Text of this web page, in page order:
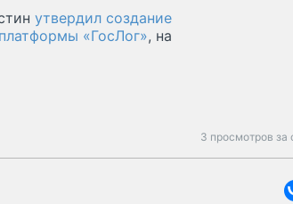
утвердил создание
«ГосЛог», на
3 просмотров за